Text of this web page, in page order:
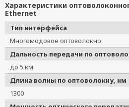
Характеристики
Ethernet
Тип интерфейса
Многомодовое оптоволокно
Дальность передачи по
до 5 км
Длина волны по оптоволокну, нм
1300